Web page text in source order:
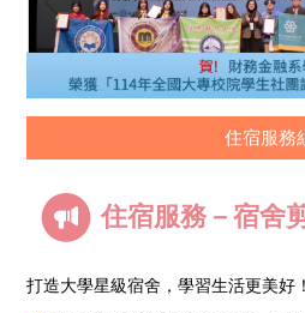
住宿服務
住宿
住宿服務－宿舍
打造大學星級宿舍，學習生活更美好！